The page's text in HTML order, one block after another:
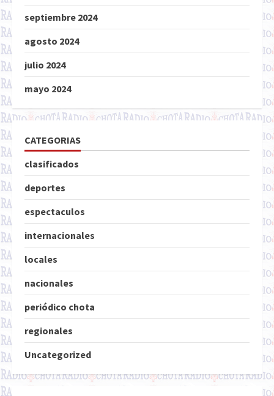
septiembre 2024
agosto 2024
julio 2024
mayo 2024
CATEGORIAS
clasificados
deportes
espectaculos
internacionales
locales
nacionales
periódico chota
regionales
Uncategorized